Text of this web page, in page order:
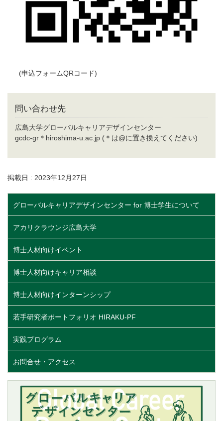
(申込フォームQRコード)
問い合わせ先
広島大学グローバルキャリアデザインセンター
gcdc-gr＊hiroshima-u.ac.jp (＊は@に置き換えてください)
掲載日 : 2023年12月27日
グローバルキャリアデザインセンター for 博士学生について
アカリクラウンジ広島大学
博士人材向けイベント
博士人材向けキャリア相談
博士人材向けインターンシップ
若手研究者ポートフォリオ HIRAKU-PF
実践プログラム
お問合せ・アクセス